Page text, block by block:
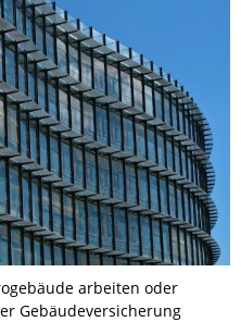
arbeiten oder
Gebäudeversicherung